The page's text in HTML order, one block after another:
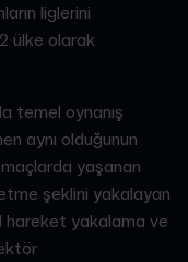
liglerini
ülke olarak
temel oynanış
aynı olduğunun
yaşanan
şeklini yakalayan
hareket yakalama ve